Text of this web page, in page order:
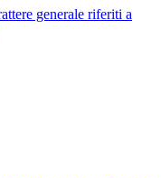
generale riferiti a